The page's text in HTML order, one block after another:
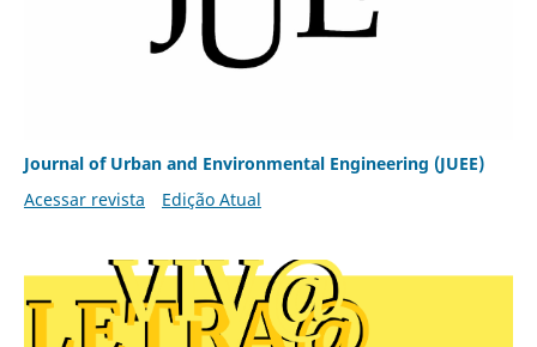
Journal of Urban and Environmental Engineering (JUEE)
Acessar revista
Edição Atual